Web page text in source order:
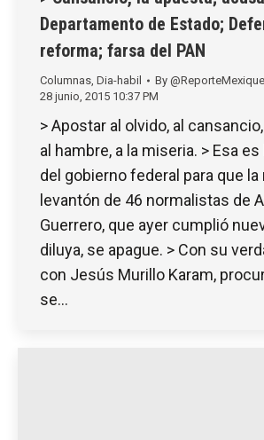
Departamento de Estado;
reforma; farsa del PAN
Columnas, Dia-habil By
28 junio, 2015 10:37 PM
> Apostar al olvido, al
al hambre, a la miseria. > Esa
del gobierno federal para que la
levantón de 46 normalistas de
Guerrero, que ayer cumplió
diluya, se apague. > Con su
con Jesús Murillo Karam,
se…